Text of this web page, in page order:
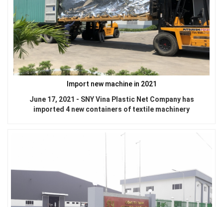
LƯỚI HÀNG RÀO HÌNH VUÔNG
Import new machine in 2021
June 17, 2021 - SNY Vina Plastic Net Company has
imported 4 new containers of textile machinery